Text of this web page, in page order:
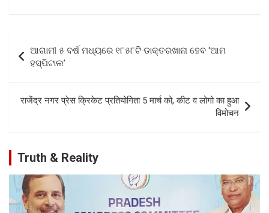
ce
o
o
k
tt
er
at
A
p
p
ar
navigation
ଆଗାମୀ ୫ ବର୍ଷ ମଧ୍ୟରେ ୧୮୫୮ଟି ଡାକ୍ତରଖାନା ହେବ ‘ଆମ
ହସ୍ପିଟାଲ’
राजेंद्र नगर प्रेस क्रिकेट प्रतियोगिता 5 मार्च को, कीट व लोगो का हुआ
विमोचन
Truth & Reality